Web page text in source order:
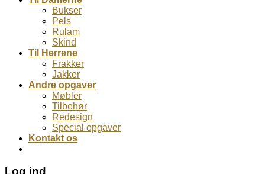
Bukser
Pels
Rulam
Skind
Til Herrene
Frakker
Jakker
Andre opgaver
Møbler
Tilbehør
Redesign
Special opgaver
Kontakt os